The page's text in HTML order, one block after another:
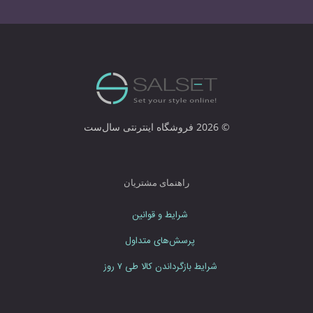
خ
ا
و
ر
م
ی
د
© 2026 فروشگاه اینترنتی سال‌ست
راهنمای مشتریان
شرایط و قوانین
پرسش‌های متداول
شرایط بازگرداندن کالا طی ۷ روز